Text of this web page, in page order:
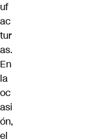
uf
ac
tur
as.
En
la
oc
asi
ón,
el